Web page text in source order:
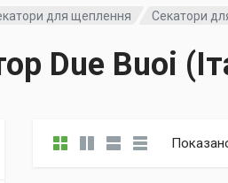
для щеплення Секатори
Due Buoi